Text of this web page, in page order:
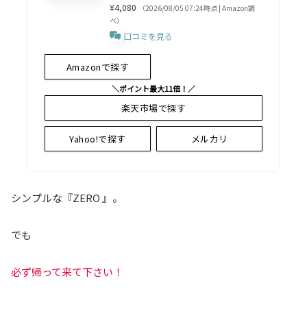
¥4,080
（2026/08/05 07:24時点 | Amazon調
べ）
口コミを見る
Amazonで探す
＼ポイント最大11倍！／
楽天市場で探す
Yahoo!で探す メルカリ
シンプルな『ZERO 』。
でも
必ず帰って来て下さい！